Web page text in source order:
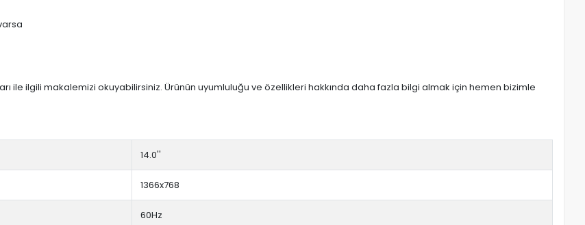
ile ilgili makalemizi okuyabilirsiniz. Ürünün uyumluluğu ve özellikleri hakkında daha fazla bilgi almak için hemen bizimle
14.0''
1366x768
60Hz